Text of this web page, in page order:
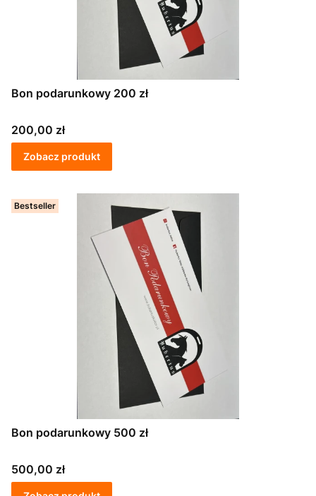
Bon podarunkowy 200 zł
Cena
200,00 zł
Zobacz produkt
Bestseller
Bon podarunkowy 500 zł
Cena
500,00 zł